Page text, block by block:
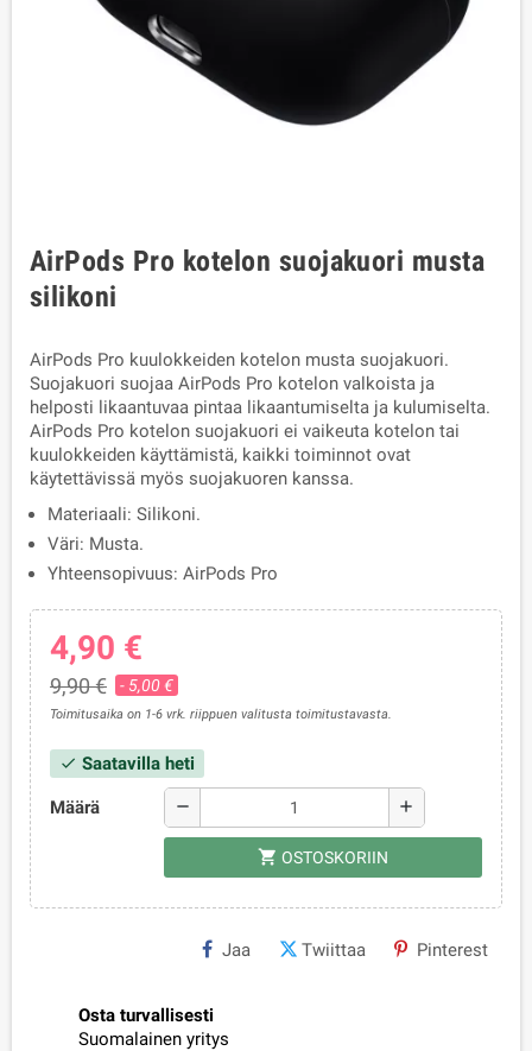
AirPods Pro kotelon suojakuori musta
silikoni
AirPods Pro kuulokkeiden kotelon musta suojakuori.
Suojakuori suojaa AirPods Pro kotelon valkoista ja
helposti likaantuvaa pintaa likaantumiselta ja kulumiselta.
AirPods Pro kotelon suojakuori ei vaikeuta kotelon tai
kuulokkeiden käyttämistä, kaikki toiminnot ovat
käytettävissä myös suojakuoren kanssa.
Materiaali: Silikoni.
Väri: Musta.
Yhteensopivuus: AirPods Pro
4,90 €
9,90 € - 5,00 €
Toimitusaika on 1-6 vrk. riippuen valitusta toimitustavasta.
check Saatavilla heti
Määrä remove add
shopping_cart OSTOSKORIIN
Jaa Twiittaa Pinterest
Osta turvallisesti
Suomalainen yritys